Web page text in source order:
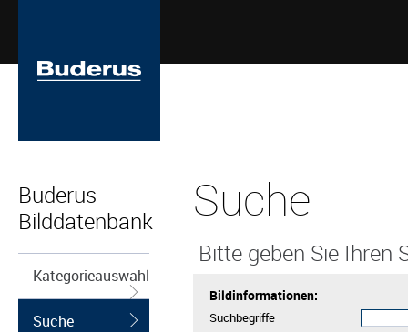
Buderus
Bilddatenbank
Kategorieauswahl
Suche
Suche
Bitte geben Sie Ihren
Bildinformationen:
Suchbegriffe